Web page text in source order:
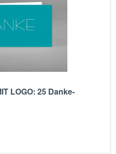
LOGO: 25 Danke-